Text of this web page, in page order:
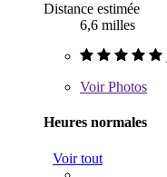
Distance estimée
6,6 milles
VoirPhotos
Heures normales
Voir tout